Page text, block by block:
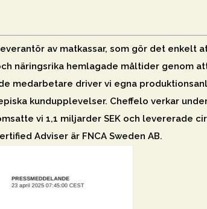
av matkassar, som gör det enkelt
näringsrika hemlagade måltider genom
medarbetare driver vi egna
kundupplevelser. Cheffelo verkar
vi 1,1 miljarder SEK och levererade
Adviser är FNCA Sweden AB.